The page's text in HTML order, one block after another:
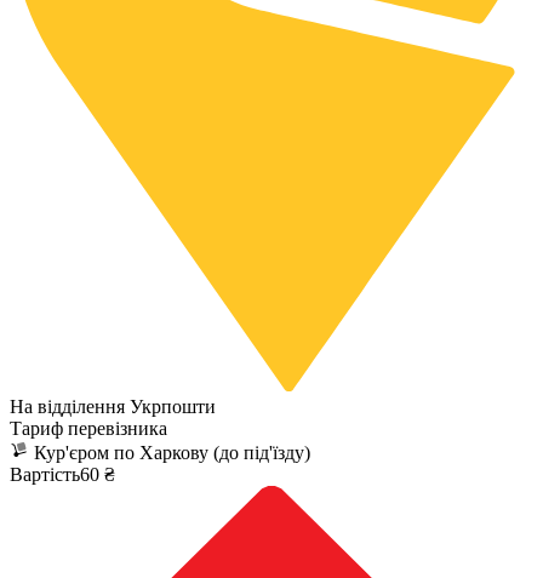
На відділення Укрпошти
Тариф перевізника
Кур'єром по Харкову (до під'їзду)
Вартість60 ₴